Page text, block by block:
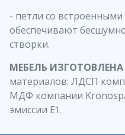
- петли со
обеспечивают
створки.
МЕБЕЛЬ ИЗГОТОВЛЕНА
материалов: ЛДСП
МДФ компании
эмиссии Е1.